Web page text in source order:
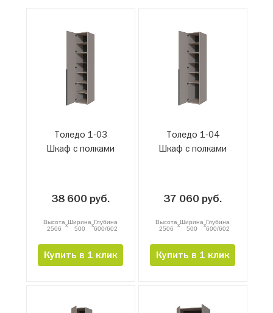
Толедо 1-03
Шкаф с полками
38 600 руб.
Высота
2506
xШирина
500
xГлубина
600/602
Купить в 1 клик
Толедо 1-04
Шкаф с полками
37 060 руб.
Высота
2506
xШирина
500
xГлубина
600/602
Купить в 1 клик